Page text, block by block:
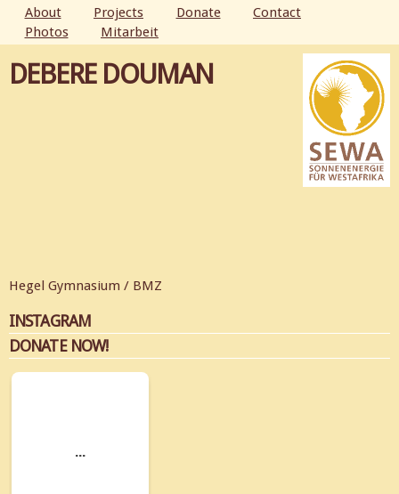
Skip to
main
content
MAIN MENU
About Projects Donate
Contact
Photos
Mitarbeit
DEBERE DOUMAN
Hegel Gymnasium / BMZ
INSTAGRAM
DONATE NOW!